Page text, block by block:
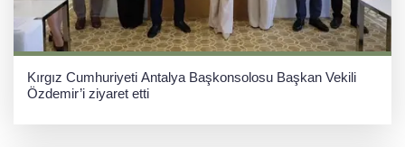
Kırgız Cumhuriyeti Antalya Başkonsolosu Başkan Vekili
Özdemir’i ziyaret etti